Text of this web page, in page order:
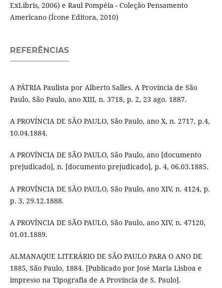
ExLibris, 2006) e Raul Pompéia - Coleção Pensamento
Americano (Ícone Editora, 2010)
REFERÊNCIAS
A PÁTRIA Paulista por Alberto Salles. A Província de São
Paulo, São Paulo, ano XIII, n. 3718, p. 2, 23 ago. 1887.
A PROVÍNCIA DE SÃO PAULO, São Paulo, ano X, n. 2717, p.4,
10.04.1884.
A PROVÍNCIA DE SÃO PAULO, São Paulo, ano [documento
prejudicado], n. [documento prejudicado], p. 4, 06.03.1885.
A PROVÍNCIA DE SÃO PAULO, São Paulo, ano XIV, n. 4124, p.
p. 3, 29.12.1888.
A PROVÍNCIA DE SÃO PAULO, São Paulo, ano XIV, n. 47120,
01.01.1889.
ALMANAQUE LITERÁRIO DE SÃO PAULO PARA O ANO DE
1885, São Paulo, 1884. [Publicado por José Maria Lisboa e
impresso na Tipografia de A Província de S. Paulo].